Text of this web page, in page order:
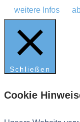
weitere Infos
Schließen
Cookie